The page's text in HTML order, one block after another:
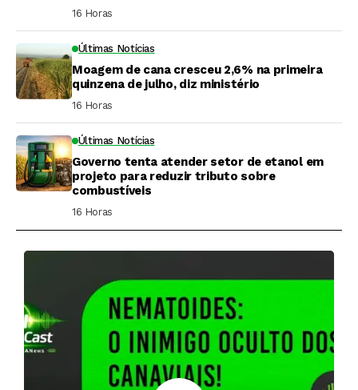
16 Horas ⁮
Últimas Notícias
Moagem de cana cresceu 2,6% na primeira
quinzena de julho, diz ministério
16 Horas ⁮
Últimas Notícias
Governo tenta atender setor de etanol em
projeto para reduzir tributo sobre
combustíveis
16 Horas ⁮